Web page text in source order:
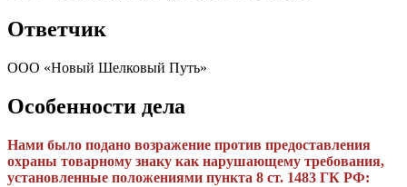
Ответчик
ООО «Новый Шелковый Путь»
Особенности дела
Нами было подано возражение против предоставления
охраны товарному знаку как нарушающему требования,
установленные положениями пункта 8 ст. 1483 ГК РФ: